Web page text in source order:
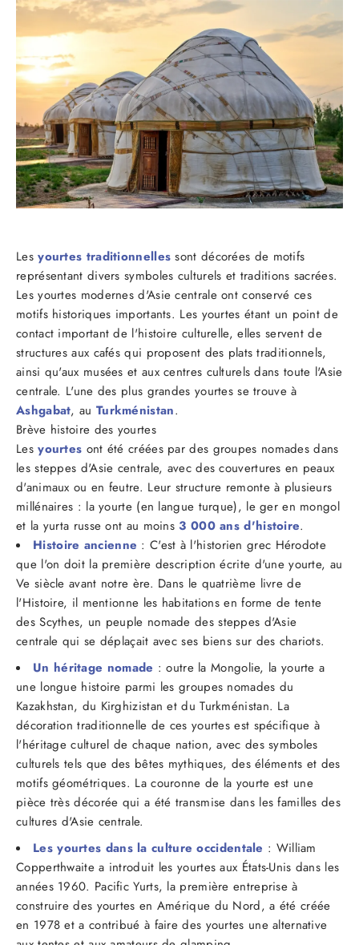
Lesyourtes traditionnelles sont décorées de motifs
représentant divers symboles culturels et traditions sacrées.
Les yourtes modernes d'Asie centrale ont conservé ces
motifs historiques importants. Les yourtes étant un point de
contact important de l'histoire culturelle, elles servent de
structures aux cafés qui proposent des plats traditionnels,
ainsi qu'aux musées et aux centres culturels dans toute l'Asie
centrale. L'une des plus grandes yourtes se trouve à
Ashgabat, au Turkménistan.
Brève histoire des yourtes
Lesyourtes ont été créées par des groupes nomades dans
les steppes d'Asie centrale, avec des couvertures en peaux
d'animaux ou en feutre. Leur structure remonte à plusieurs
millénaires : la yourte (en langue turque), le ger en mongol
et la yurta russe ont au moins3 000 ans d'histoire.
Histoire ancienne : C'est à l'historien grec Hérodote
que l'on doit la première description écrite d'une yourte, au
Ve siècle avant notre ère. Dans le quatrième livre de
l'Histoire, il mentionne les habitations en forme de tente
des Scythes, un peuple nomade des steppes d'Asie
centrale qui se déplaçait avec ses biens sur des chariots.
Un héritage nomade : outre la Mongolie, la yourte a
une longue histoire parmi les groupes nomades du
Kazakhstan, du Kirghizistan et du Turkménistan. La
décoration traditionnelle de ces yourtes est spécifique à
l'héritage culturel de chaque nation, avec des symboles
culturels tels que des bêtes mythiques, des éléments et des
motifs géométriques. La couronne de la yourte est une
pièce très décorée qui a été transmise dans les familles des
cultures d'Asie centrale.
Les yourtes dans la culture occidentale : William
Copperthwaite a introduit les yourtes aux États-Unis dans les
années 1960. Pacific Yurts, la première entreprise à
construire des yourtes en Amérique du Nord, a été créée
en 1978 et a contribué à faire des yourtes une alternative